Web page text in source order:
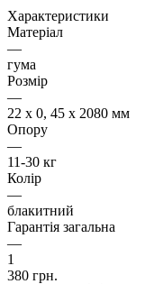
Характеристики
Матеріал
—
гума
Розмір
—
22 х 0, 45 х 2080 мм
Опору
—
11-30 кг
Колір
—
блакитний
Гарантія загальна
—
1
380 грн.